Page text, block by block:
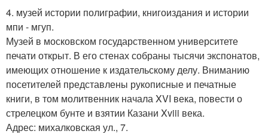
4. музей истории полиграфии, книгоиздания и истории
мпи - мгуп.
Музей в московском государственном университете
печати открыт. В его стенах собраны тысячи экспонатов,
имеющих отношение к издательскому делу. Вниманию
посетителей представлены рукописные и печатные
книги, в том молитвенник начала XVI века, повести о
стрелецком бунте и взятии Казани Xviii века.
Адрес: михалковская ул., 7.